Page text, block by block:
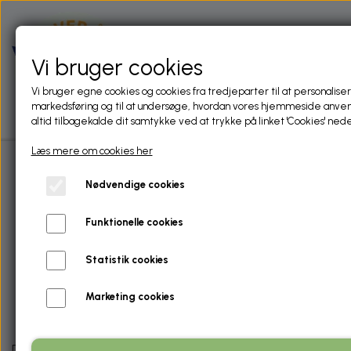
FORSIDE
NYHEDER
SPORTSFISKERFORBUND
FISKERIET
Kort over foreningens
Vi bruger cookies
Vi bruger egne cookies og cookies fra tredjeparter til at
markedsføring og til at undersøge, hvordan vores hjemmeside
altid tilbagekalde dit samtykke ved at trykke på linket 'Cookies'
Læs mere om cookies her
Nødvendige cookies
Funktionelle cookies
Statistik cookies
Marketing cookies